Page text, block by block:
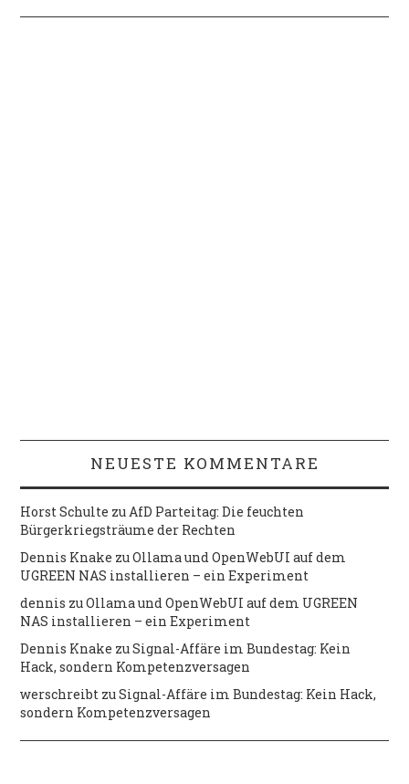
NEUESTE KOMMENTARE
Horst Schulte zuAfD Parteitag: Die feuchten
Bürgerkriegsträume der Rechten
Dennis Knake zuOllama und OpenWebUI auf dem
UGREEN NAS installieren – ein Experiment
dennis zuOllama und OpenWebUI auf dem UGREEN
NAS installieren – ein Experiment
Dennis Knake zuSignal-Affäre im Bundestag: Kein
Hack, sondern Kompetenzversagen
werschreibt zuSignal-Affäre im Bundestag: Kein Hack,
sondern Kompetenzversagen